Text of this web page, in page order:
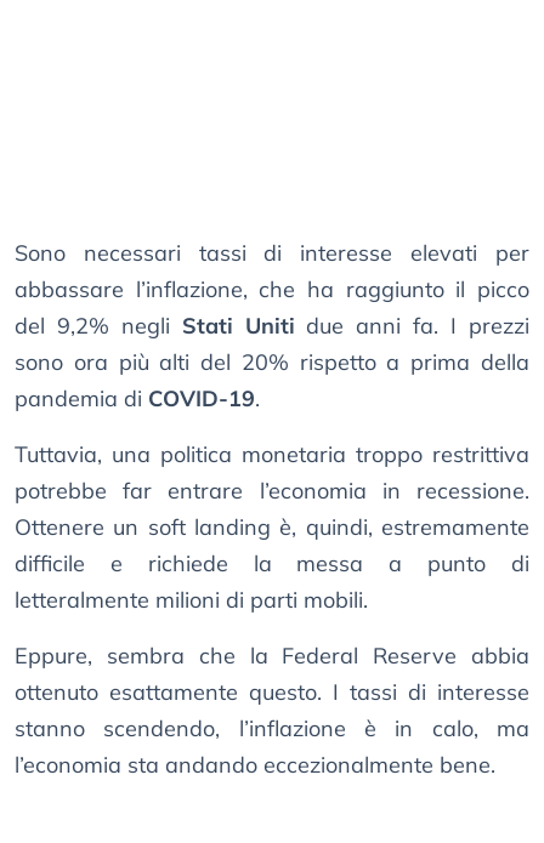
Sono necessari tassi di interesse elevati per
abbassare l’inflazione, che ha raggiunto il picco
del 9,2% negli Stati Uniti due anni fa. I prezzi
sono ora più alti del 20% rispetto a prima della
pandemia di COVID-19.
Tuttavia, una politica monetaria troppo restrittiva
potrebbe far entrare l’economia in recessione.
Ottenere un soft landing è, quindi, estremamente
difficile e richiede la messa a punto di
letteralmente milioni di parti mobili.
Eppure, sembra che la Federal Reserve abbia
ottenuto esattamente questo. I tassi di interesse
stanno scendendo, l’inflazione è in calo, ma
l’economia sta andando eccezionalmente bene.